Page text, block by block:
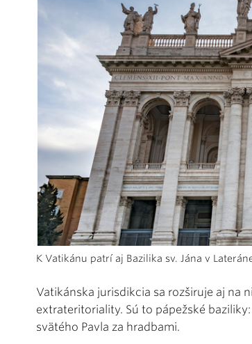
K Vatikánu patrí aj Bazilika sv. Jána v
Vatikánska jurisdikcia sa rozširuje aj na
extrateritoriality. Sú to pápežské
svätého Pavla za hradbami.